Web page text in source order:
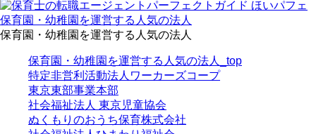
保育園・幼稚園を運営する人気の法人
保育園・幼稚園を運営する人気の法人
保育園・幼稚園を運営する人気の法人_top
特定非営利活動法人ワーカーズコープ
東京東部事業本部
社会福祉法人 東京児童協会
ぬくもりのおうち保育株式会社